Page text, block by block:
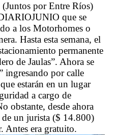
por Entre Ríos)
que se
a los Motorhomes o
Hasta esta semana, el
permanente
de Jaulas”. Ahora se
ingresando por calle
estarán en un lugar
a cargo de
obstante, desde ahora
de un jurista ($ 14.800)
Antes era gratuito.